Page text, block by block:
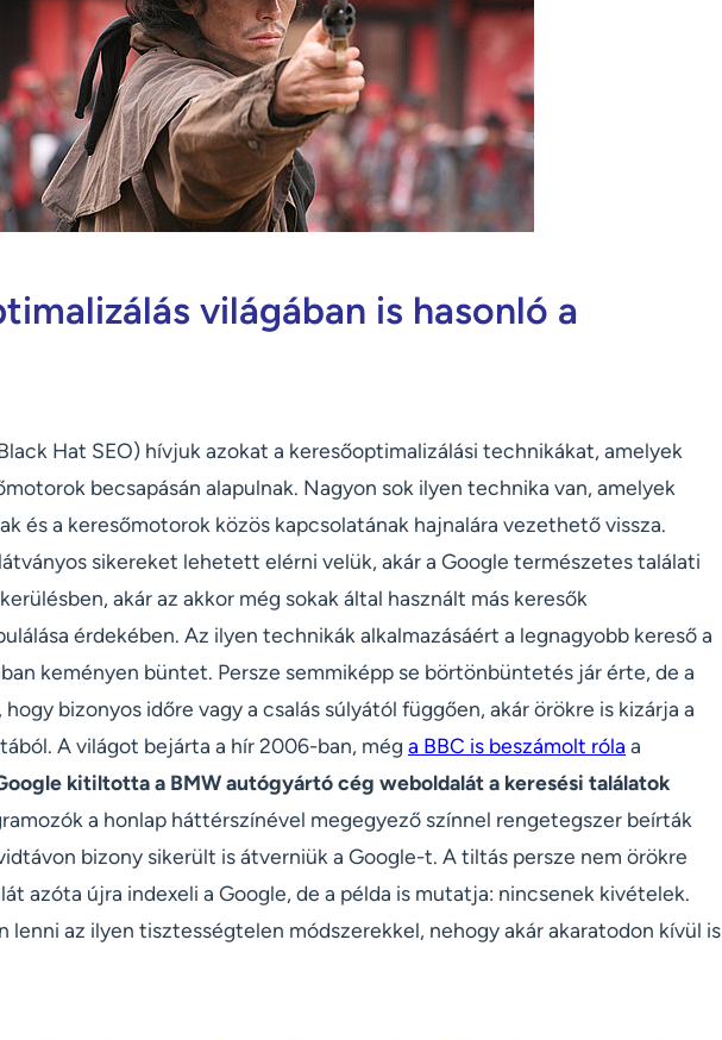
világában is hasonló a
Hat SEO) hívjuk azokat a keresőoptimalizálási technikákat, amelyek
becsapásán alapulnak. Nagyon sok ilyen technika van, amelyek
és a keresőmotorok közös kapcsolatának hajnalára vezethető vissza.
sikereket lehetett elérni velük, akár a Google természetes találati
akár az akkor még sokak által használt más keresők
érdekében. Az ilyen technikák alkalmazásáért a legnagyobb kereső a
keményen büntet. Persze semmiképp se börtönbüntetés jár érte, de a
bizonyos időre vagy a csalás súlyától függően, akár örökre is kizárja a
A világot bejárta a hír 2006-ban, még a BBC is beszámolt róla a
kitiltotta a BMW autógyártó cég weboldalát a keresési találatok
a honlap háttérszínével megegyező színnel rengetegszer beírták
bizony sikerült is átverniük a Google-t. A tiltás persze nem örökre
azóta újra indexeli a Google, de a példa is mutatja: nincsenek kivételek.
lenni az ilyen tisztességtelen módszerekkel, nehogy akár akaratodon kívül is